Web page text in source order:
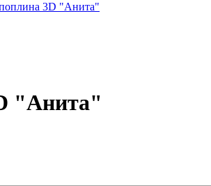
поплина 3D "Анита"
"Анита"